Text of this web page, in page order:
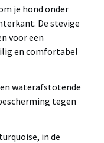
je hond onder
De stevige
voor een
en comfortabel
waterafstotende
tegen
in de